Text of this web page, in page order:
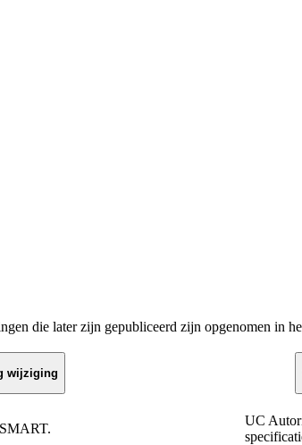
die later zijn gepubliceerd zijn opgenomen in
wijziging
UC